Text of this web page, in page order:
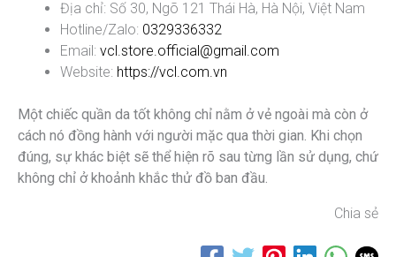
Địa chỉ: Số 30, Ngõ 121 Thái Hà, Hà Nội, Việt Nam
Hotline/Zalo: 0329336332
Email: vcl.store.official@gmail.com
Website: https://vcl.com.vn
Một chiếc quần da tốt không chỉ nằm ở vẻ ngoài mà còn ở
cách nó đồng hành với người mặc qua thời gian. Khi chọn
đúng, sự khác biệt sẽ thể hiện rõ sau từng lần sử dụng, chứ
không chỉ ở khoảnh khắc thử đồ ban đầu.
Chia sẻ